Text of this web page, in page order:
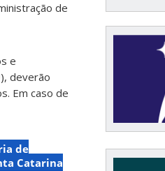
de
e
deverão
Em caso de
de
Catarina